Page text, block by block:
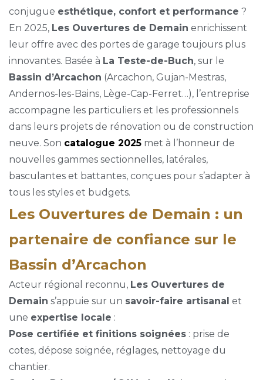
conjugue esthétique, confort et performance ?
En 2025, Les Ouvertures de Demain enrichissent
leur offre avec des portes de garage toujours plus
innovantes. Basée à La Teste-de-Buch, sur le
Bassin d’Arcachon (Arcachon, Gujan-Mestras,
Andernos-les-Bains, Lège-Cap-Ferret…), l’entreprise
accompagne les particuliers et les professionnels
dans leurs projets de rénovation ou de construction
neuve. Son catalogue 2025 met à l’honneur de
nouvelles gammes sectionnelles, latérales,
basculantes et battantes, conçues pour s’adapter à
tous les styles et budgets.
Les Ouvertures de Demain : un
partenaire de confiance sur le
Bassin d’Arcachon
Acteur régional reconnu, Les Ouvertures de
Demain s’appuie sur un savoir-faire artisanal et
une expertise locale :
Pose certifiée et finitions soignées : prise de
cotes, dépose soignée, réglages, nettoyage du
chantier.